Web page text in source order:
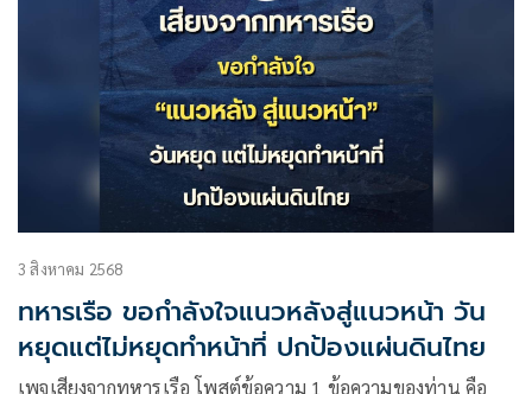
3 สิงหาคม 2568
ทหารเรือ ขอกำลังใจแนวหลังสู่แนวหน้า วัน
หยุดแต่ไม่หยุดทำหน้าที่ ปกป้องแผ่นดินไทย
เพจเสียงจากทหารเรือ โพสต์ข้อความ 1 ข้อความของท่าน คือ